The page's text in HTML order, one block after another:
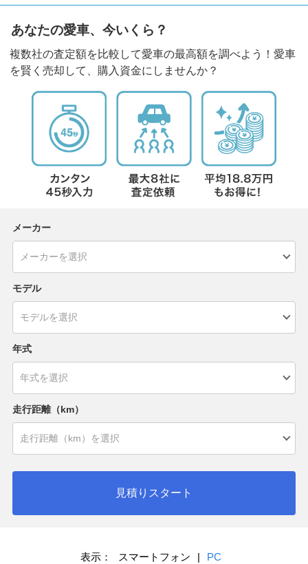
あなたの愛車、今いくら？
複数社の査定額を比較して愛車の最高額を調べよう！愛車
を賢く売却して、購入資金にしませんか？
メーカー
モデル
年式
走行距離（km）
見積りスタート
表示： スマートフォン | PC